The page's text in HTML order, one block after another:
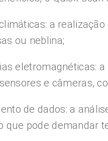
a
ou neblina;
eletromagnéticas:
e câmeras,
de dados: a
que pode demandar